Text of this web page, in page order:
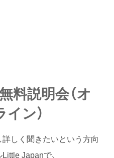
料説明会（オ
ン）
しく聞きたいという方向
Japanで、